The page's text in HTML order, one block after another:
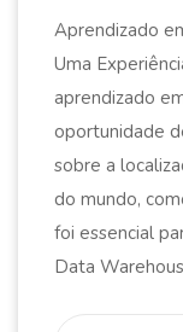
Aprendizado
Uma
aprendizado
oportunidade
sobre a
do mundo,
foi essencial
Data